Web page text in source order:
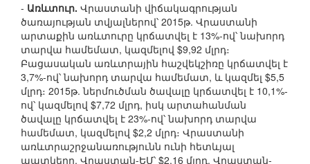
- Առևտուր. Վրաստանի վիճակագրության
ծառայության տվյալներով՝ 2015թ. Վրաստանի
արտաքին առևտուրը կրճատվել է 13%-ով՝ նախորդ
տարվա համեմատ, կազմելով $9,92 մլրդ։
Բացասական առևտրային հաշվեկշիռը կրճատվել է
3,7%-ով՝ նախորդ տարվա համեմատ, և կազմել $5,5
մլրդ։ 2015թ. ներմուծման ծավալը կրճատվել է 10,1%-
ով՝ կազմելով $7,72 մլրդ, իսկ արտահանման
ծավալը կրճատվել է 23%-ով՝ նախորդ տարվա
համեմատ, կազմելով $2,2 մլրդ։ Վրաստանի
առևտրաշրջանառությունն ունի հետևյալ
պատկերը. Վրաստան-ԵՄ՝ $2,16 մլրդ, Վրաստան-